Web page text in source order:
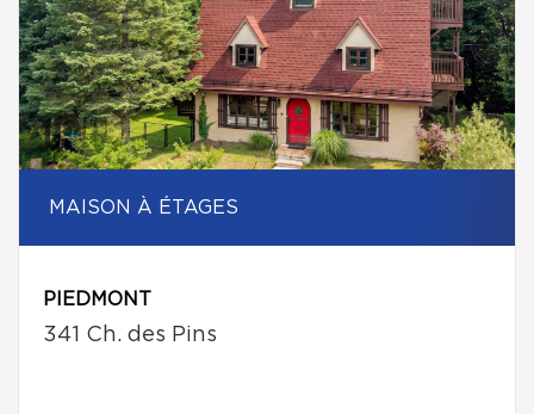
MAISON À ÉTAGES
PIEDMONT
341 Ch. des Pins